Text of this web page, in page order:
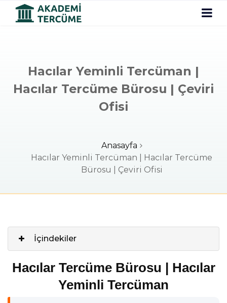
Hacılar Yeminli Tercüman |
Hacılar Tercüme Bürosu | Çeviri
Ofisi
Anasayfa
Hacılar Yeminli Tercüman | Hacılar Tercüme
Bürosu | Çeviri Ofisi
İçindekiler
Hacılar Tercüme Bürosu | Hacılar
Yeminli Tercüman